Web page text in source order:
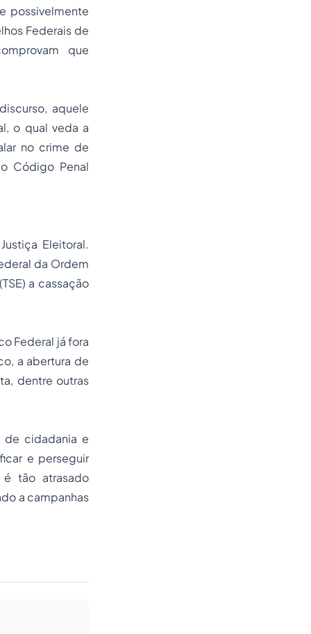
possivelmente
Federais de
que
aquele
o qual veda a
no crime de
Código Penal
Eleitoral.
da Ordem
a cassação
Federal já fora
a abertura de
dentre outras
de cidadania e
e perseguir
tão atrasado
a campanhas